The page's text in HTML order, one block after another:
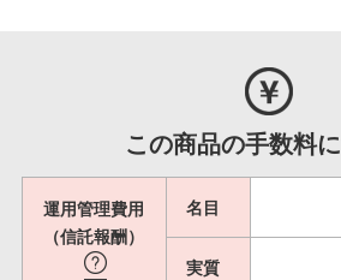
この商品の手数料
運用管理費用
（信託報酬）
名目
実質